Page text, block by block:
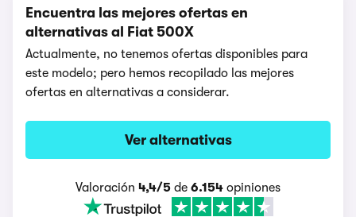
Encuentra las mejores ofertas en
alternativas al Fiat 500X
Actualmente, no tenemos ofertas disponibles para
este modelo; pero hemos recopilado las mejores
ofertas en alternativas a considerar.
Ver alternativas
Valoración 4,4/5 de 6.154 opiniones